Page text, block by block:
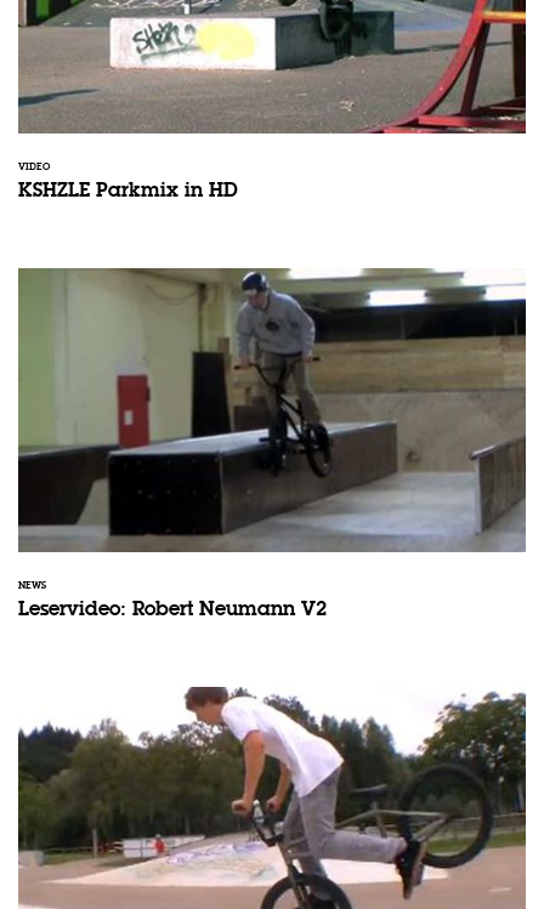
VIDEO
KSHZLE Parkmix in HD
NEWS
Leservideo: Robert Neumann V2